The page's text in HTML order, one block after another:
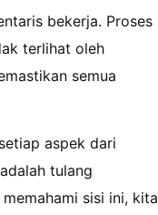
bekerja. Proses
terlihat oleh
semua
aspek dari
tulang
sisi ini, kita